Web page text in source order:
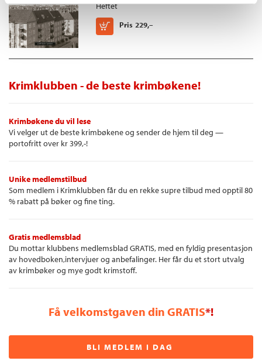
Heftet
Pris 229,–
Kjøp
Krimklubben - de beste krimbøkene!
Krimbøkene du vil lese
Vi velger ut de beste krimbøkene og sender de hjem til deg —
portofritt over kr 399,-!
Unike medlemstilbud
Som medlem i Krimklubben får du en rekke supre tilbud med opptil 80
% rabatt på bøker og fine ting.
Gratis medlemsblad
Du mottar klubbens medlemsblad GRATIS, med en fyldig presentasjon
av hovedboken,intervjuer og anbefalinger. Her får du et stort utvalg
av krimbøker og mye godt krimstoff.
Få velkomstgaven din GRATIS*!
BLI MEDLEM I DAG